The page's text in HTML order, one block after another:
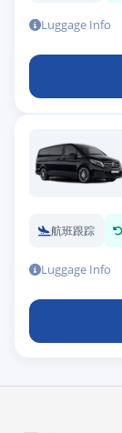
Luggage Info
航班跟踪
Luggage Info